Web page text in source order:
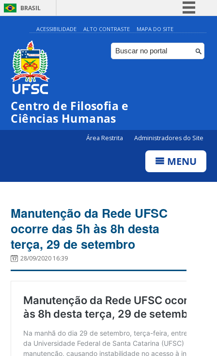
BRASIL
Simplifique!
Comunica BR
Participe
ACESSIBILIDADE ALTO CONTRASTE MAPA DO SITE
Centro de Filosofia e
Ciências Humanas
Área Restrita Administradores do Site
MENU
Manutenção da Rede UFSC
ocorre das 5h às 8h desta
terça, 29 de setembro
28/09/2020 16:39